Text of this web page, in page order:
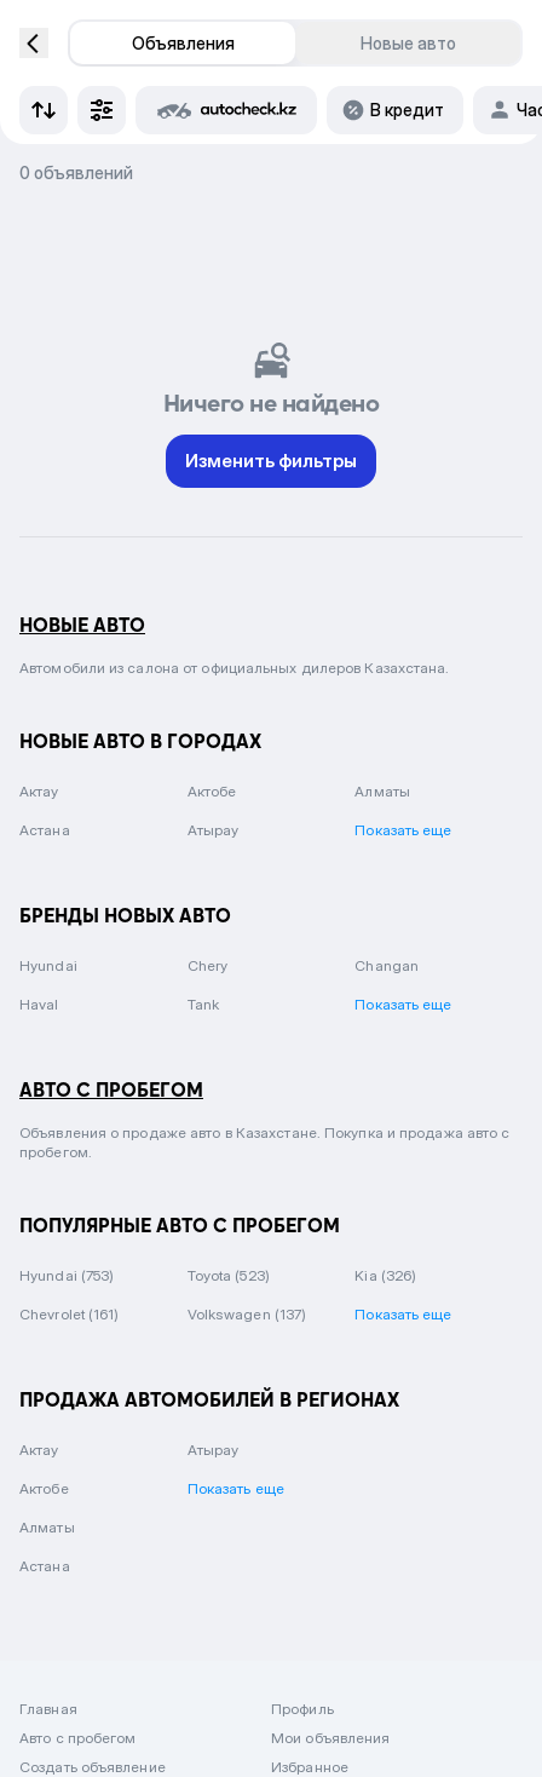
Объявления Новые авто
В кредит
0 объявлений
Ничего не найдено
Изменить фильтры
НОВЫЕ АВТО
Автомобили из салона от официальных дилеров Казахстана.
НОВЫЕ АВТО В ГОРОДАХ
Актау Актобе Алматы
Астана Атырау Показать еще
БРЕНДЫ НОВЫХ АВТО
Hyundai Chery Changan
Haval Tank Показать еще
АВТО С ПРОБЕГОМ
Объявления о продаже авто в Казахстане. Покупка и продажа авто с
пробегом.
ПОПУЛЯРНЫЕ АВТО С ПРОБЕГОМ
Hyundai (753) Toyota (523) Kia (326)
Chevrolet (161) Volkswagen (137) Показать еще
ПРОДАЖА АВТОМОБИЛЕЙ В РЕГИОНАХ
Актау
Актобе
Алматы
Астана
Атырау
Показать еще
Главная
Авто с пробегом
Создать объявление
Профиль
Мои объявления
Избранное